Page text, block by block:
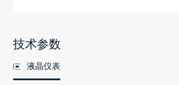
技术参数
液晶仪表